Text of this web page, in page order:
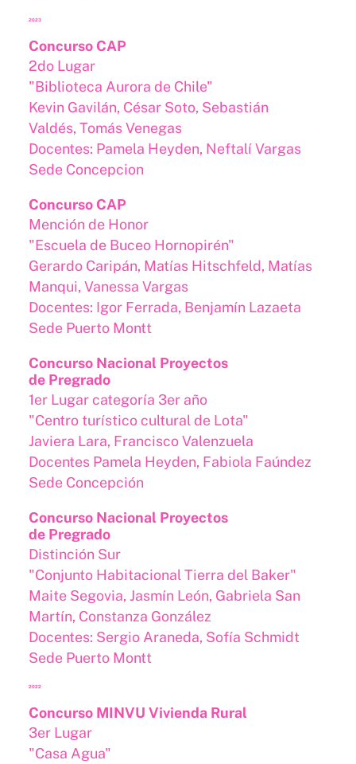
2023
Concurso CAP
2do Lugar
"Biblioteca Aurora de Chile"
Kevin Gavilán, César Soto, Sebastián
Valdés, Tomás Venegas
Docentes: Pamela Heyden, Neftalí Vargas
Sede Concepcion
Concurso CAP
Mención de Honor
"Escuela de Buceo Hornopirén"
Gerardo Caripán, Matías Hitschfeld, Matías
Manqui, Vanessa Vargas
Docentes: Igor Ferrada, Benjamín Lazaeta
Sede Puerto Montt ​
Concurso Nacional Proyectos
de Pregrado
1er Lugar categoría 3er año
"Centro turístico cultural de Lota"
Javiera Lara, Francisco Valenzuela
Docentes Pamela Heyden, Fabiola Faúndez
Sede Concepción
Concurso Nacional Proyectos
de Pregrado
Distinción Sur
"Conjunto Habitacional Tierra del Baker"
Maite Segovia, Jasmín León, Gabriela San
Martín, Constanza González
Docentes: Sergio Araneda, Sofía Schmidt
Sede Puerto Montt
2022
Concurso MINVU Vivienda Rural
3er Lugar
"Casa Agua"